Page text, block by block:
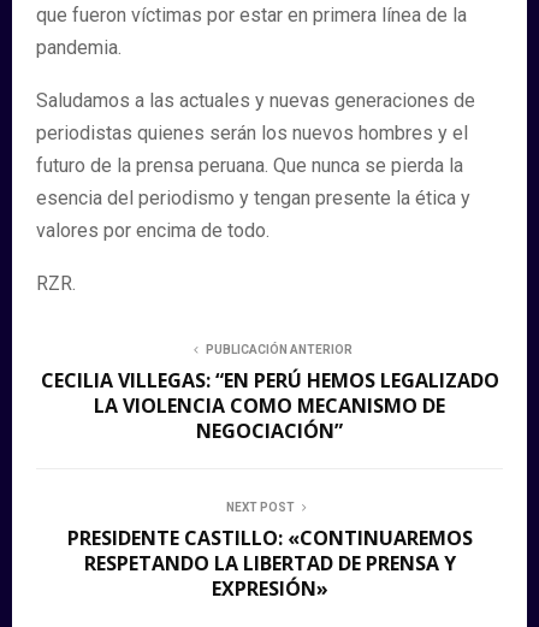
que fueron víctimas por estar en primera línea de la
pandemia.
Saludamos a las actuales y nuevas generaciones de
periodistas quienes serán los nuevos hombres y el
futuro de la prensa peruana. Que nunca se pierda la
esencia del periodismo y tengan presente la ética y
valores por encima de todo.
RZR.
PUBLICACIÓN ANTERIOR
CECILIA VILLEGAS: “EN PERÚ HEMOS LEGALIZADO
LA VIOLENCIA COMO MECANISMO DE
NEGOCIACIÓN”
NEXT POST
PRESIDENTE CASTILLO: «CONTINUAREMOS
RESPETANDO LA LIBERTAD DE PRENSA Y
EXPRESIÓN»